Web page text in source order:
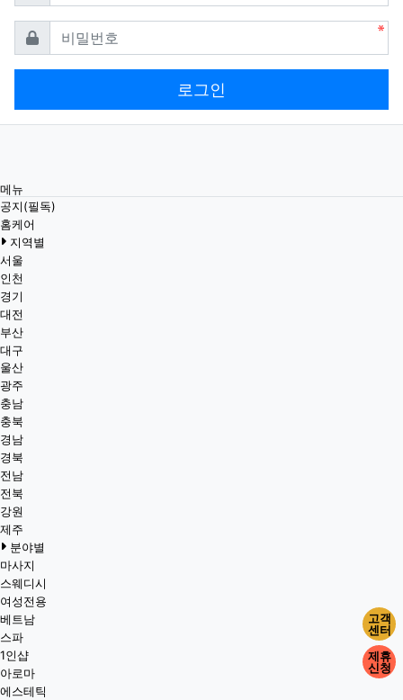
비밀번호
로그인
메뉴
공지(필독)
홈케어
지역별
서울
인천
경기
대전
부산
대구
울산
광주
충남
충북
경남
경북
전남
전북
강원
제주
분야별
마사지
스웨디시
여성전용
베트남
스파
1인샵
아로마
에스테틱
고객
센터
제휴
신청